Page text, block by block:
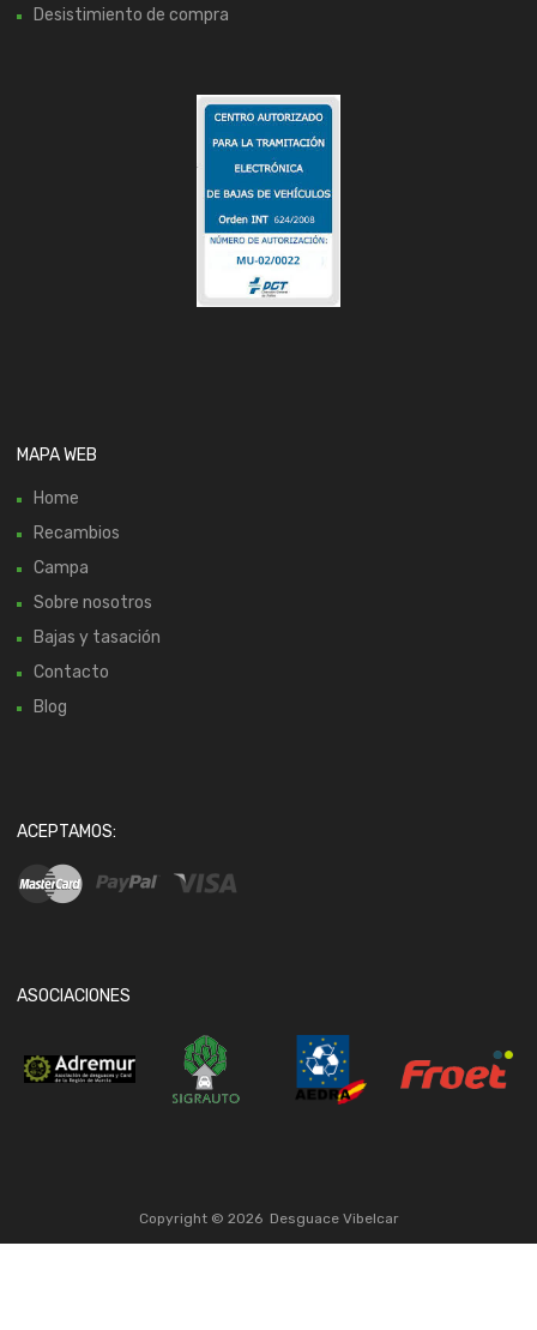
Desistimiento de compra
MAPA WEB
Home
Recambios
Campa
Sobre nosotros
Bajas y tasación
Contacto
Blog
ACEPTAMOS:
ASOCIACIONES
Copyright © 2026 Desguace Vibelcar